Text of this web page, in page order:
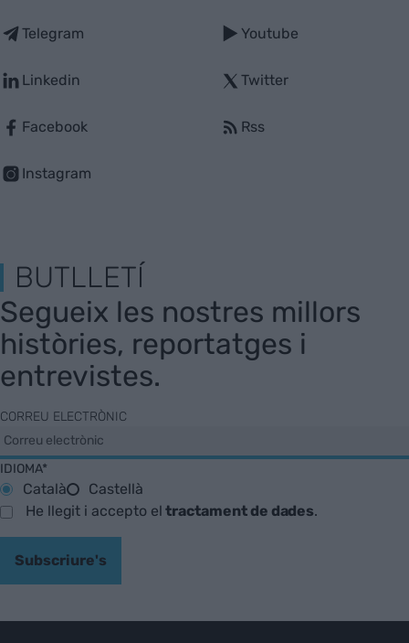
Telegram
Linkedin
Facebook
Instagram
Youtube
Twitter
Rss
BUTLLETÍ
Segueix les nostres millors
històries, reportatges i
entrevistes.
CORREU ELECTRÒNIC
IDIOMA*
Català
Castellà
He llegit i accepto eltractament de dades.
Subscriure's